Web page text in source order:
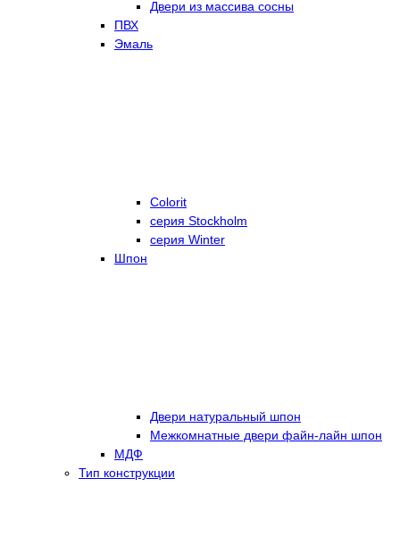
Двери из массива сосны
ПВХ
Эмаль
Colorit
серия Stockholm
серия Winter
Шпон
Двери натуральный шпон
Межкомнатные двери файн-лайн шпон
МДФ
Тип конструкции